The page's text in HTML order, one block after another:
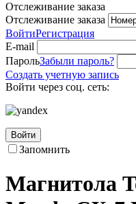
Отслеживание заказа
Отслеживание заказа
ВойтиРегистрация
E-mail
ПарольЗабыли пароль?
Создать учетную запись
Войти через соц. сеть:
Войти
Запомнить
Магнитола